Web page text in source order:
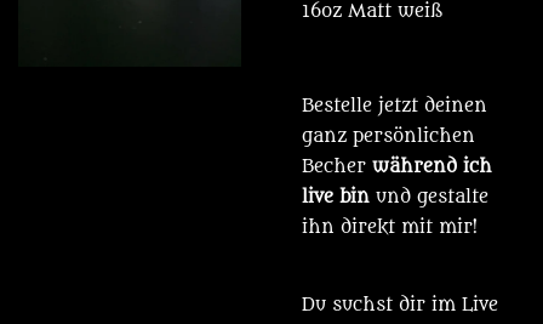
16oz Matt weiß
Bestelle jetzt deinen
ganz persönlichen
Becher während ich
live bin und gestalte
ihn direkt mit mir!
Du suchst dir im Live